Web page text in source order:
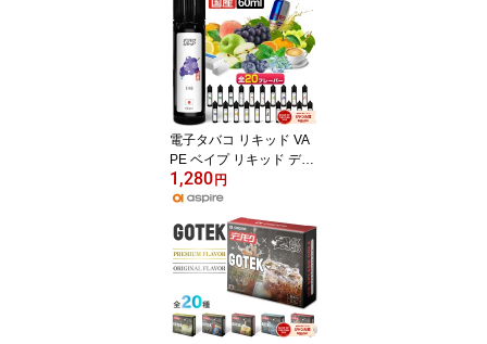
電子タバコ リキッド VA
PE ベイプ リキッド デジ
モク リキッド 60ml 電子
タバコ タール ニコチン0
タバコ リキッド メンソ
ール 電子煙草 禁煙 ベイ
プ 禁煙グッズ 禁煙 おす
すめ 全20種
1,280 円